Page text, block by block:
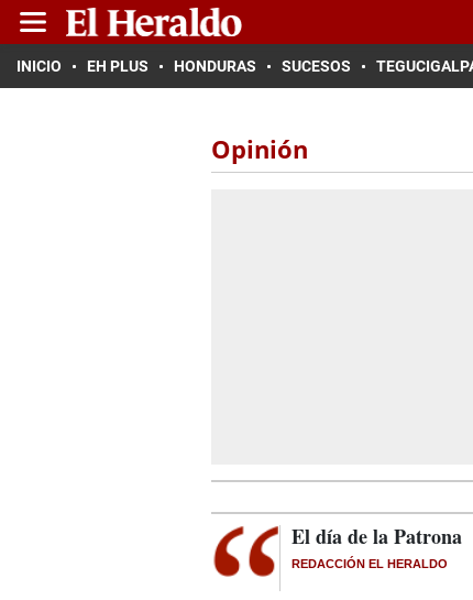
INICIO EH PLUS HONDURAS SUCESOS
Opinión
El día de la Patrona
REDACCIÓN EL HERALDO